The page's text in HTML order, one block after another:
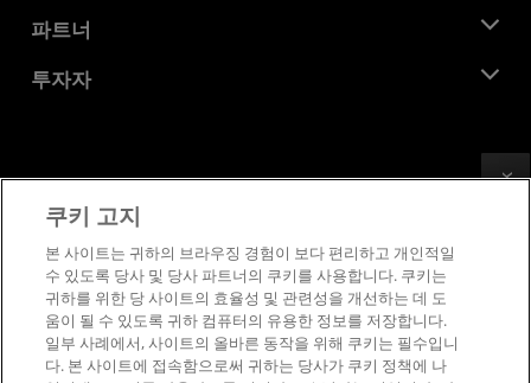
채용
문의하기
미디어 라이브러리
개발자 센트럴
사례 연구
파트너
AMD 파트너 허브
투자자
이사위원회
거버넌스 문서
SEC 신고서
상표
공급망 투명성
공정 및 공개 경쟁
영국 세금 전략
쿠키 정책
쿠키 고지
본 사이트는 귀하의 브라우징 경험이 보다 편리하고 개인적일
수 있도록 당사 및 당사 파트너의 쿠키를 사용합니다. 쿠키는
귀하를 위한 당 사이트의 효율성 및 관련성을 개선하는 데 도
움이 될 수 있도록 귀하 컴퓨터의 유용한 정보를 저장합니다.
일부 사례에서, 사이트의 올바른 동작을 위해 쿠키는 필수입니
다. 본 사이트에 접속함으로써 귀하는 당사가 쿠키 정책에 나